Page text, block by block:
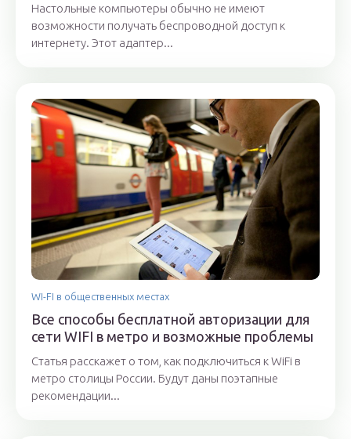
Настольные компьютеры обычно не имеют
возможности получать беспроводной доступ к
интернету. Этот адаптер...
WI-FI в общественных местах
Все способы бесплатной авторизации для
сети WIFI в метро и возможные проблемы
Статья расскажет о том, как подключиться к WiFi в
метро столицы России. Будут даны поэтапные
рекомендации...